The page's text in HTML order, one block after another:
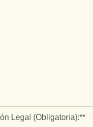
Legal (Obligatoria):**